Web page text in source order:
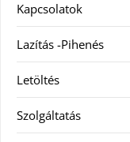
Kapcsolatok
Lazítás -Pihenés
Letöltés
Szolgáltatás